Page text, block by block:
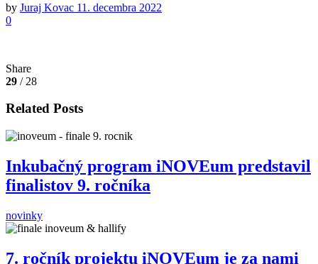
by Juraj Kovac 11. decembra 2022
0
Share
29 / 28
Related Posts
Inkubačný program iNOVEum predstavil
finalistov 9. ročníka
novinky
7. ročník projektu iNOVEum je za nami